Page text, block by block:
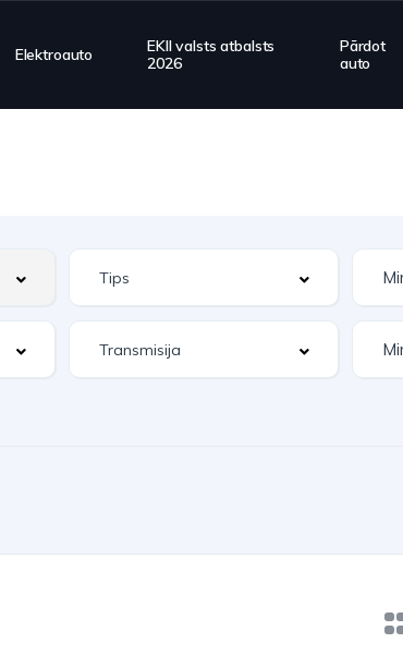
Elektroauto
EKII valsts atbalsts
2026
Pārdot
auto